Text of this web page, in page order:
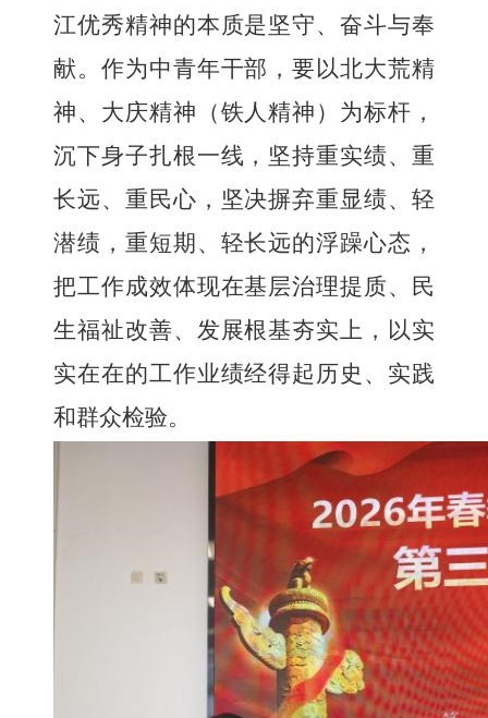
江优秀精神的本质是坚守、奋斗与奉
献。作为中青年干部，要以北大荒精
神、大庆精神（铁人精神）为标杆，
沉下身子扎根一线，坚持重实绩、重
长远、重民心，坚决摒弃重显绩、轻
潜绩，重短期、轻长远的浮躁心态，
把工作成效体现在基层治理提质、民
生福祉改善、发展根基夯实上，以实
实在在的工作业绩经得起历史、实践
和群众检验。